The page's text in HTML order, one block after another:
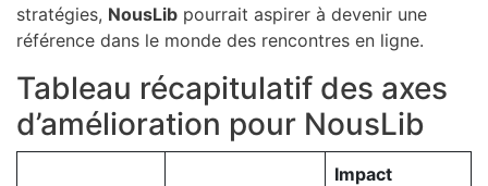
stratégies, NousLib pourrait aspirer à devenir une
référence dans le monde des rencontres en ligne.
Tableau récapitulatif des axes
d’amélioration pour NousLib
Impact